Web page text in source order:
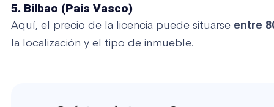
5. Bilbao (País Vasco)
Aquí, el precio de la licencia puede situarse entre
la localización y el tipo de inmueble.